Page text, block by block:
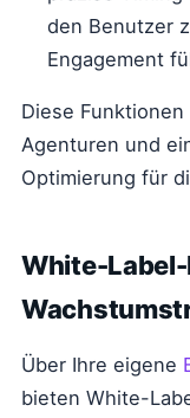
den Benutzer
Engagement
Diese
Agenturen und
Optimierung für
White-Label-
Über Ihre eigene
bieten White-